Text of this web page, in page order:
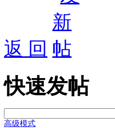
返 回
快速发帖
高级模式